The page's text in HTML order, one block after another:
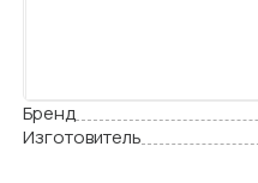
Бренд
Изготовитель